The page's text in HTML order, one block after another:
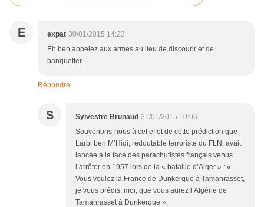
E expat 30/01/2015 14:23
Eh ben appelez aux armes au lieu de discourir et de
banquetter.
Répondre
S Sylvestre Brunaud 31/01/2015 10:06
Souvenons-nous à cet effet de cette prédiction que
Larbi ben M’Hidi, redoutable terroriste du FLN, avait
lancée à la face des parachutistes français venus
l’arrêter en 1957 lors de la « bataille d’Alger » : «
Vous voulez la France de Dunkerque à Tamanrasset,
je vous prédis, moi, que vous aurez l’Algérie de
Tamanrasset à Dunkerque ».